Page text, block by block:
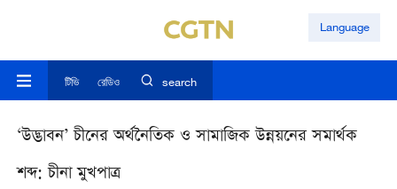
Language
টিভি রেডিও search
‘উদ্ভাবন’ চীনের অর্থনৈতিক ও সামাজিক উন্নয়নের সমার্থক
শব্দ: চীনা মুখপাত্র